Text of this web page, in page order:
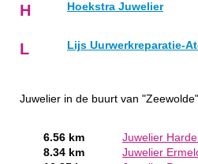
H Hoekstra Juwelier
L Lijs Uurwerkreparatie-
Juwelier in de buurt van "Zeewolde"
6.56 km
Juwelier
8.34 km
Juwelier